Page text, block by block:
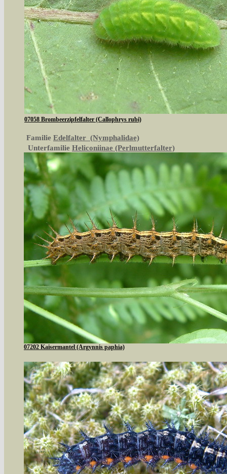
07058 Brombeerzipfelfalter (Callophrys rubi)
Familie Edelfalter (Nymphalidae)
Unterfamilie Heliconiinae (Perlmutterfalter)
07202 Kaisermantel (Argynnis paphia)